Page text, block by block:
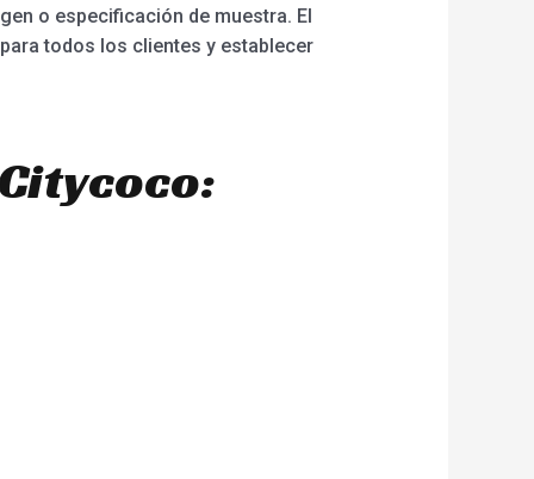
o especificación de muestra. El
todos los clientes y establecer